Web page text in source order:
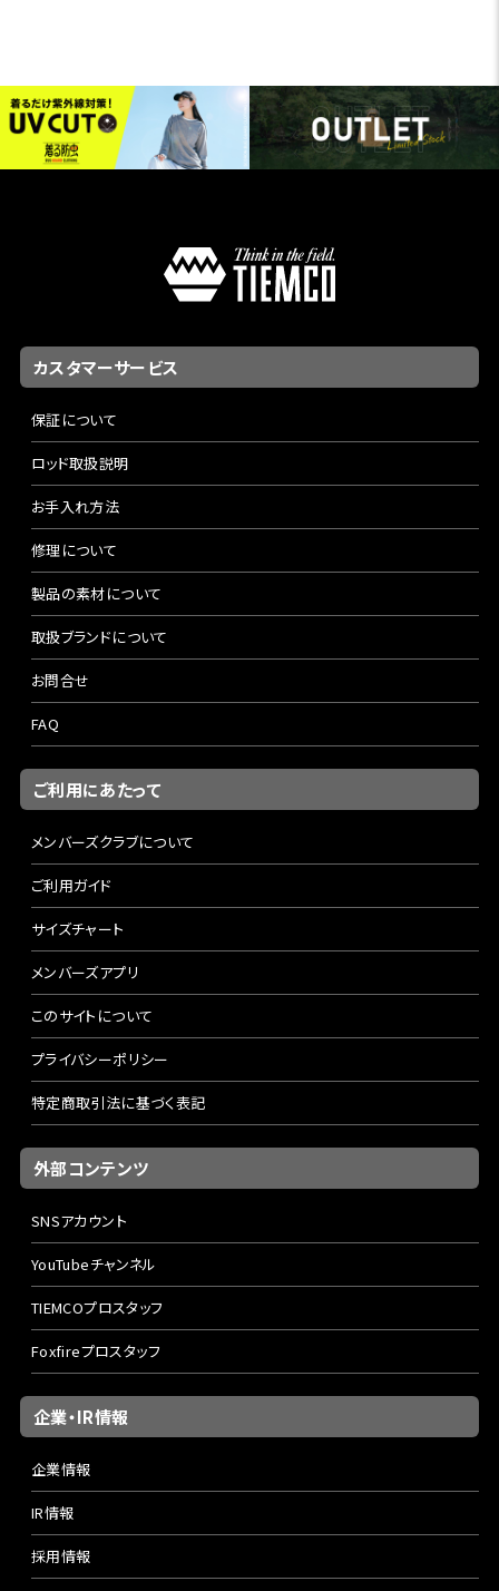
カスタマーサービス
保証について
ロッド取扱説明
お手入れ方法
修理について
製品の素材について
取扱ブランドについて
お問合せ
FAQ
ご利用にあたって
メンバーズクラブについて
ご利用ガイド
サイズチャート
メンバーズアプリ
このサイトについて
プライバシーポリシー
特定商取引法に基づく表記
外部コンテンツ
SNSアカウント
YouTubeチャンネル
TIEMCOプロスタッフ
Foxfireプロスタッフ
企業・IR情報
企業情報
IR情報
採用情報